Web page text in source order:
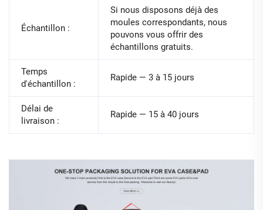
Échantillon :
Si nous disposons déjà des
moules correspondants, nous
pouvons vous offrir des
échantillons gratuits.
Temps
d'échantillon :
Rapide — 3 à 15 jours
Délai de
livraison :
Rapide — 15 à 40 jours